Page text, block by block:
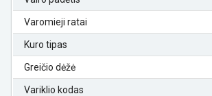
Varomieji ratai
Kuro tipas
Greičio dėžė
Variklio kodas